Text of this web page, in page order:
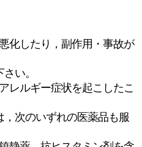
化したり，副作用・事故が
い。
レルギー症状を起こしたこ
次のいずれの医薬品も服